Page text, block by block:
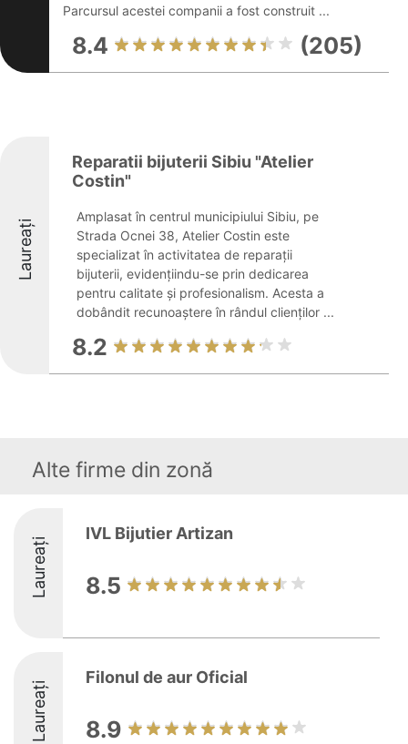
Parcursul acestei companii a fost construit ...
8.4 (205)
Laureați
Reparatii bijuterii Sibiu "Atelier
Costin"
Amplasat în centrul municipiului Sibiu, pe
Strada Ocnei 38, Atelier Costin este
specializat în activitatea de reparații
bijuterii, evidențiindu-se prin dedicarea
pentru calitate și profesionalism. Acesta a
dobândit recunoaștere în rândul clienților ...
8.2
Alte firme din zonă
Laureați
IVL Bijutier Artizan
8.5
Laureați
Filonul de aur Oficial
8.9